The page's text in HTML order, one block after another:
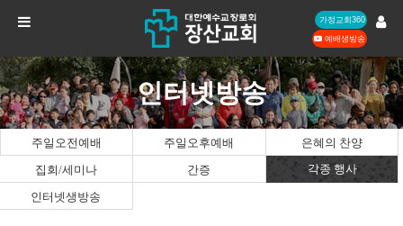
가정교회360
예배생방송
인터넷방송
주일오전예배 주일오후예배
은혜의 찬양
집회/세미나
간증 각종 행사
인터넷생방송